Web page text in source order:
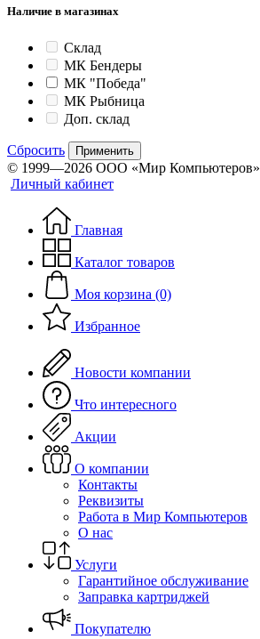
Наличие в магазинах
Склад
МК Бендеры
МК "Победа"
МК Рыбница
Доп. склад
Сбросить Применить
© 1999—2026 ООО «Мир Компьютеров»
Личный кабинет
Главная
Каталог товаров
Моя корзина (0)
Избранное
Новости компании
Что интересного
Акции
О компании
Контакты
Реквизиты
Работа в Мир Компьютеров
О нас
Услуги
Гарантийное обслуживание
Заправка картриджей
Покупателю